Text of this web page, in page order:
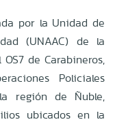
por la Unidad de
(UNAAC) de la
de Carabineros,
Policiales
región de Ñuble,
ubicados en la